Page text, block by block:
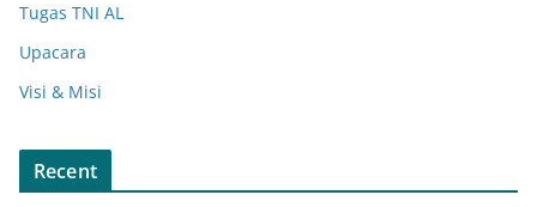
Tugas TNI AL
Upacara
Visi & Misi
Recent